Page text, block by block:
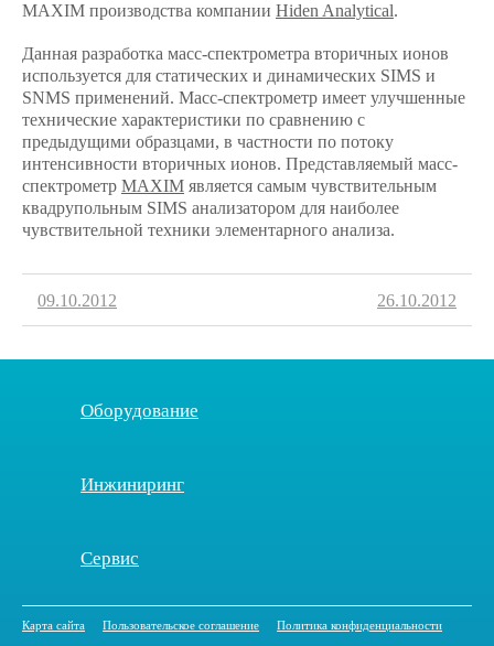
MAXIM производства компании Hiden Analytical.
Данная разработка масс-спектрометра вторичных ионов
используется для статических и динамических SIMS и
SNMS применений. Масс-спектрометр имеет улучшенные
технические характеристики по сравнению с
предыдущими образцами, в частности по потоку
интенсивности вторичных ионов. Представляемый масс-
спектрометр MAXIM является самым чувствительным
квадрупольным SIMS анализатором для наиболее
чувствительной техники элементарного анализа.
09.10.2012 26.10.2012
Оборудование
Инжиниринг
Сервис
Карта сайта Пользовательское соглашение Политика конфиденциальности